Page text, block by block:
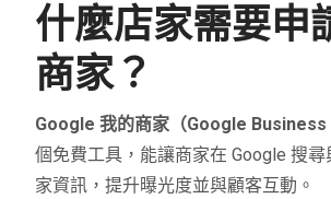
什麼店家需要申
商家？
Google 我的商家（Google Business
個免費工具，能讓商家在 Google 搜
家資訊，提升曝光度並與顧客互動。